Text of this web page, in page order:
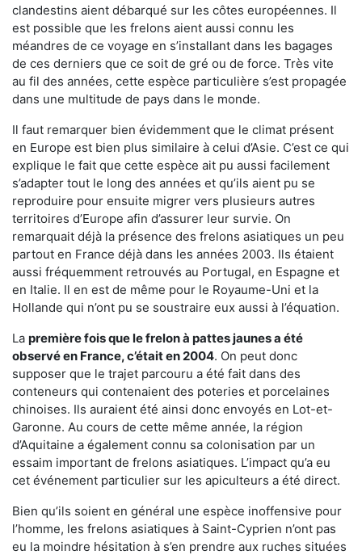
clandestins aient débarqué sur les côtes européennes. Il
est possible que les frelons aient aussi connu les
méandres de ce voyage en s’installant dans les bagages
de ces derniers que ce soit de gré ou de force. Très vite
au fil des années, cette espèce particulière s’est propagée
dans une multitude de pays dans le monde.
Il faut remarquer bien évidemment que le climat présent
en Europe est bien plus similaire à celui d’Asie. C’est ce qui
explique le fait que cette espèce ait pu aussi facilement
s’adapter tout le long des années et qu’ils aient pu se
reproduire pour ensuite migrer vers plusieurs autres
territoires d’Europe afin d’assurer leur survie. On
remarquait déjà la présence des frelons asiatiques un peu
partout en France déjà dans les années 2003. Ils étaient
aussi fréquemment retrouvés au Portugal, en Espagne et
en Italie. Il en est de même pour le Royaume-Uni et la
Hollande qui n’ont pu se soustraire eux aussi à l’équation.
La première fois que le frelon à pattes jaunes a été
observé en France, c’était en 2004. On peut donc
supposer que le trajet parcouru a été fait dans des
conteneurs qui contenaient des poteries et porcelaines
chinoises. Ils auraient été ainsi donc envoyés en Lot-et-
Garonne. Au cours de cette même année, la région
d’Aquitaine a également connu sa colonisation par un
essaim important de frelons asiatiques. L’impact qu’a eu
cet événement particulier sur les apiculteurs a été direct.
Bien qu’ils soient en général une espèce inoffensive pour
l’homme, les frelons asiatiques à Saint-Cyprien n’ont pas
eu la moindre hésitation à s’en prendre aux ruches situées